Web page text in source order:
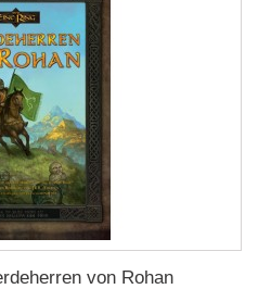
von Rohan